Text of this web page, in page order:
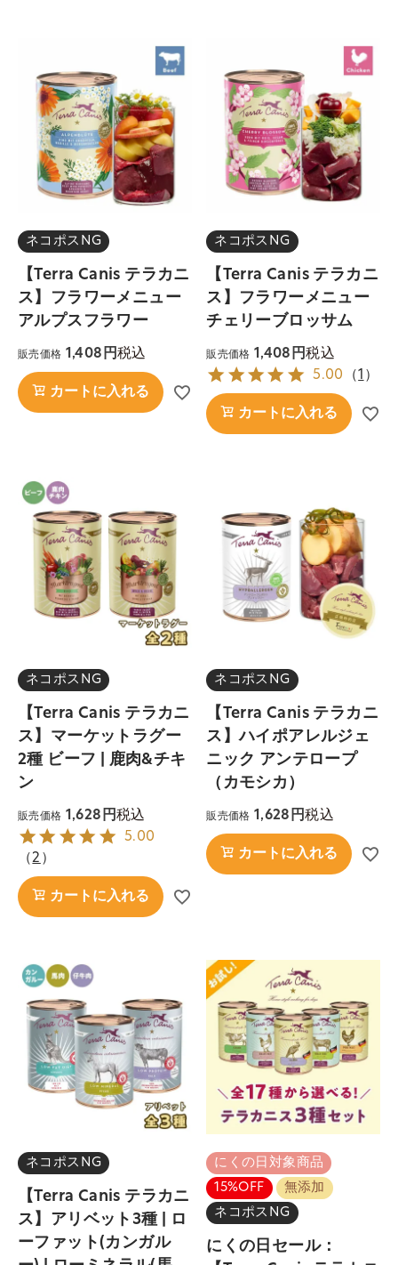
ネコポスNG
【Terra Canis テラカニ
ス】フラワーメニュー
アルプスフラワー
販売価格 1,408 税込
カートに入れる
ネコポスNG
【Terra Canis テラカニ
ス】フラワーメニュー
チェリーブロッサム
販売価格 1,408 税込
5.00 （1 ）
カートに入れる
ネコポスNG
【Terra Canis テラカニ
ス】マーケットラグー
2種 ビーフ | 鹿肉&チキ
ン
販売価格 1,628 税込
5.00
（2 ）
カートに入れる
ネコポスNG
【Terra Canis テラカニ
ス】ハイポアレルジェ
ニック アンテロープ
（カモシカ）
販売価格 1,628 税込
カートに入れる
ネコポスNG
【Terra Canis テラカニ
ス】アリベット3種 | ロ
ーファット(カンガル
にくの日対象商品
15%OFF
無添加
ネコポスNG
にくの日セール：